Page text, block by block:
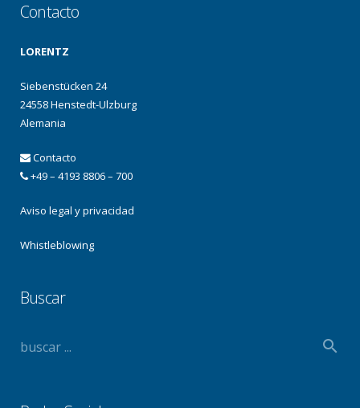
Contacto
LORENTZ
Siebenstücken 24
24558 Henstedt-Ulzburg
Alemania
Contacto
+49 – 4193 8806 – 700
Aviso legal y privacidad
Whistleblowing
Buscar